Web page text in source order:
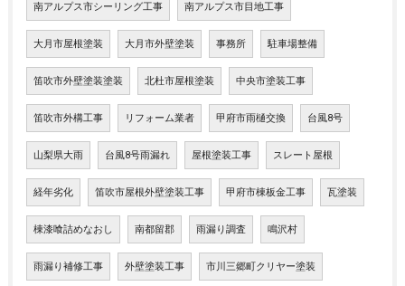
南アルプス市シーリング工事 南アルプス市目地工事
大月市屋根塗装 大月市外壁塗装 事務所 駐車場整備
笛吹市外壁塗装塗装 北杜市屋根塗装 中央市塗装工事
笛吹市外構工事 リフォーム業者 甲府市雨樋交換 台風8号
山梨県大雨 台風8号雨漏れ 屋根塗装工事 スレート屋根
経年劣化 笛吹市屋根外壁塗装工事 甲府市棟板金工事 瓦塗装
棟漆喰詰めなおし 南都留郡 雨漏り調査 鳴沢村
雨漏り補修工事 外壁塗装工事 市川三郷町クリヤー塗装